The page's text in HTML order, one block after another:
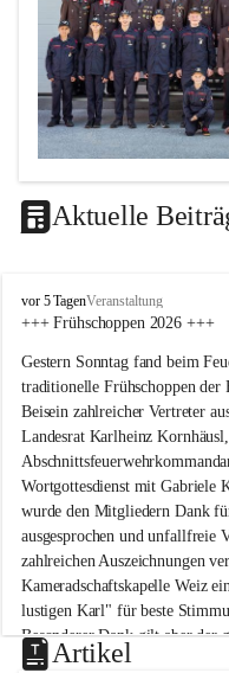
Aktuelle
F
F
o
h
e
n
k
o
g
l
-
M
i
t
t
e
r
vor 5 TagenVeranstaltung
+++ Frühschoppen 2026 +++
Gestern Sonntag fand beim
traditionelle Frühschoppen
Beisein zahlreicher Vertreter
Landesrat Karlheinz
Wortgottesdienst mit Gabriele
wurde den Mitgliedern Dank
ausgesprochen und unfallfreie
zahlreichen Auszeichnungen
Kameradschaftskapelle Weiz
lustigen Karl" für beste
Besonderer Dank gilt aber der
Frühschoppen trotz
Artikel